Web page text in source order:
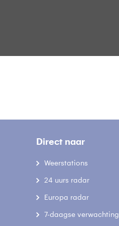
Direct naar
Weerstations
24 uurs radar
Europa radar
7-daagse verwachting